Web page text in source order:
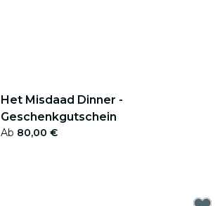
Het Misdaad Dinner -
Geschenkgutschein
Ab 80,00 €